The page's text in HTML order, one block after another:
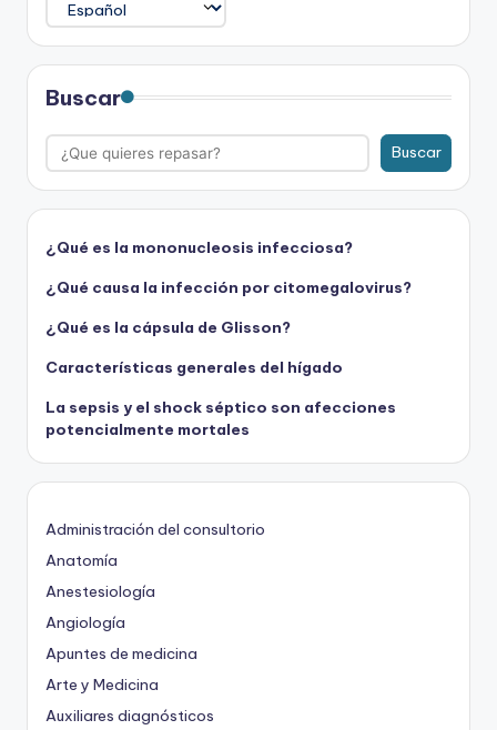
Buscar
Buscar
¿Qué es la mononucleosis infecciosa?
¿Qué causa la infección por citomegalovirus?
¿Qué es la cápsula de Glisson?
Características generales del hígado
La sepsis y el shock séptico son afecciones
potencialmente mortales
Administración del consultorio
Anatomía
Anestesiología
Angiología
Apuntes de medicina
Arte y Medicina
Auxiliares diagnósticos